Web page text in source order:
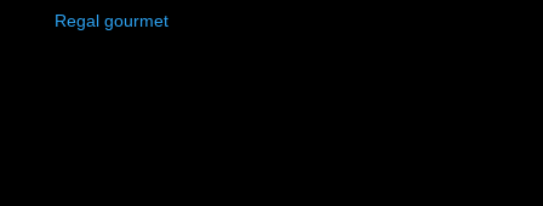
Regal gourmet